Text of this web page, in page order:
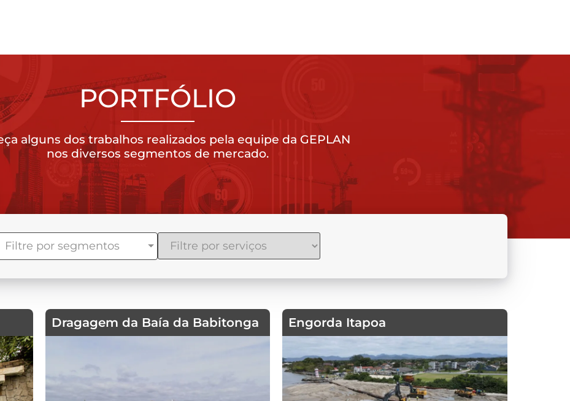
PORTFÓLIO
alguns dos trabalhos realizados pela equipe da GEPLAN
nos diversos segmentos de mercado.
Filtre por segmentos
Dragagem da Baía da Babitonga Engorda Itapoa